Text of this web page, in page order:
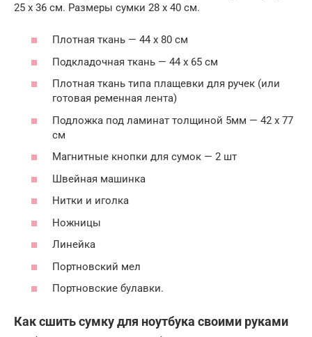
25 х 36 см. Размеры сумки 28 х 40 см.
Плотная ткань — 44 х 80 см
Подкладочная ткань — 44 х 65 см
Плотная ткань типа плащевки для ручек (или
готовая ременная лента)
Подложка под ламинат толщиной 5мм — 42 х 77
см
Магнитные кнопки для сумок — 2 шт
Швейная машинка
Нитки и иголка
Ножницы
Линейка
Портновский мел
Портновские булавки.
Как сшить сумку для ноутбука своими руками